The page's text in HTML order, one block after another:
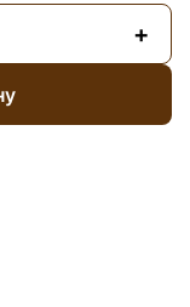
+